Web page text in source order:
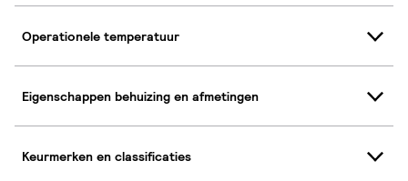
Operationele temperatuur
Eigenschappen behuizing en afmetingen
Keurmerken en classificaties